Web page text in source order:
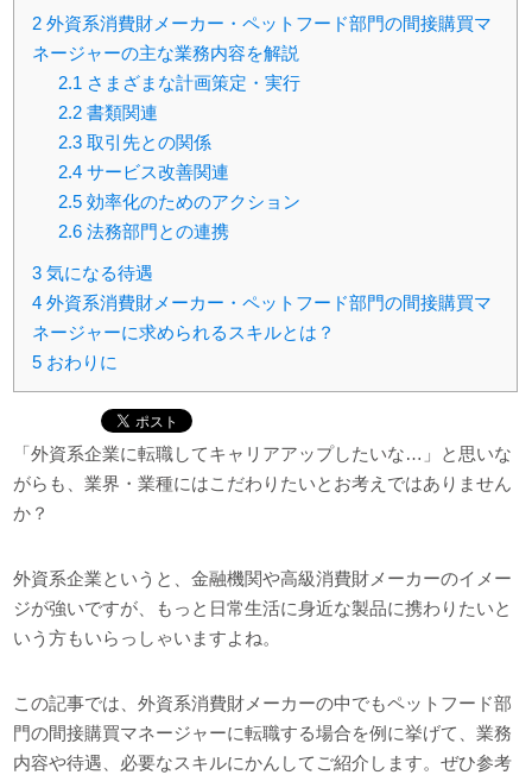
2 外資系消費財メーカー・ペットフード部門の間接購買マ
ネージャーの主な業務内容を解説
2.1 さまざまな計画策定・実行
2.2 書類関連
2.3 取引先との関係
2.4 サービス改善関連
2.5 効率化のためのアクション
2.6 法務部門との連携
3 気になる待遇
4 外資系消費財メーカー・ペットフード部門の間接購買マ
ネージャーに求められるスキルとは？
5 おわりに
「外資系企業に転職してキャリアアップしたいな…」と思いな
がらも、業界・業種にはこだわりたいとお考えではありません
か？
外資系企業というと、金融機関や高級消費財メーカーのイメー
ジが強いですが、もっと日常生活に身近な製品に携わりたいと
いう方もいらっしゃいますよね。
この記事では、外資系消費財メーカーの中でもペットフード部
門の間接購買マネージャーに転職する場合を例に挙げて、業務
内容や待遇、必要なスキルにかんしてご紹介します。ぜひ参考